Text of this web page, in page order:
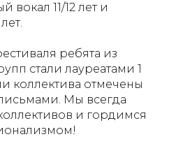
11/12 лет и
ребята из
стали лауреатами 1
коллектива отмечены
Мы всегда
и гордимся